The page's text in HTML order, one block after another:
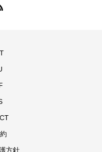
方針